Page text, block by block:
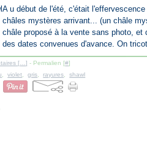
A u début de l'été, c'était
châles mystères arrivant... (un châle
châle proposé à la vente sans photo, et
des dates convenues d'avance. On
[ …] - Permalien [#]
,violet ,gris ,rayures ,shawl